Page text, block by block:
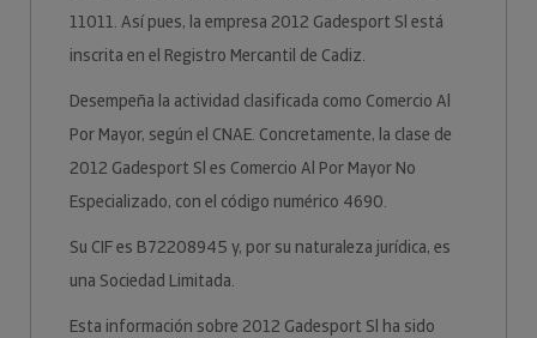
11011. Así pues, la empresa 2012 Gadesport Sl está
inscrita en el Registro Mercantil de Cadiz.
Desempeña la actividad clasificada como Comercio Al
Por Mayor, según el CNAE. Concretamente, la clase de
2012 Gadesport Sl es Comercio Al Por Mayor No
Especializado, con el código numérico 4690.
Su CIF es B72208945 y, por su naturaleza jurídica, es
una Sociedad Limitada.
Esta información sobre 2012 Gadesport Sl ha sido